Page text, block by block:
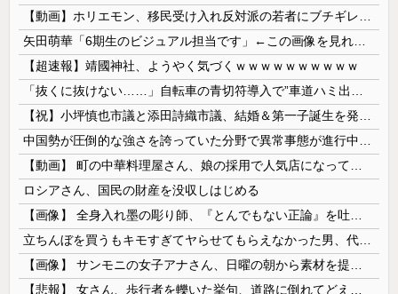
【超速報】靖國神社、ようやく気づくｗｗｗｗｗｗｗｗｗｗ
ロシアさん、国民の財産を没収しはじめる